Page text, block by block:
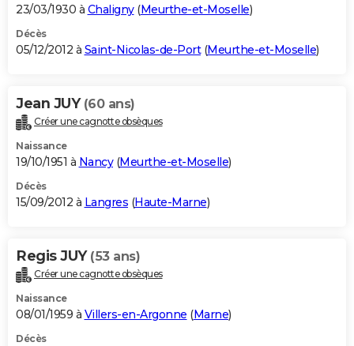
23/03/1930 à Chaligny(Meurthe-et-Moselle)
Décès
05/12/2012 à Saint-Nicolas-de-Port(Meurthe-et-Moselle)
Jean JUY (60 ans)
Créer une cagnotte obsèques
Naissance
19/10/1951 à Nancy(Meurthe-et-Moselle)
Décès
15/09/2012 à Langres (Haute-Marne)
Regis JUY (53 ans)
Créer une cagnotte obsèques
Naissance
08/01/1959 à Villers-en-Argonne (Marne)
Décès